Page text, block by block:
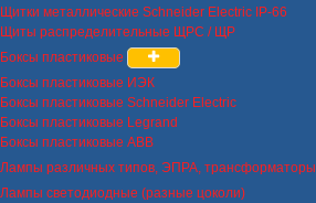
Щитки металлические Schneider Electric IP-66
Щиты распределительные ЩРС / ЩР
Боксы пластиковые
Боксы пластиковые ИЭК
Боксы пластиковые Schneider Electric
Боксы пластиковые Legrand
Боксы пластиковые ABB
Лампы различных типов, ЭПРА, трансформаторы
Лампы светодиодные (разные цоколи)